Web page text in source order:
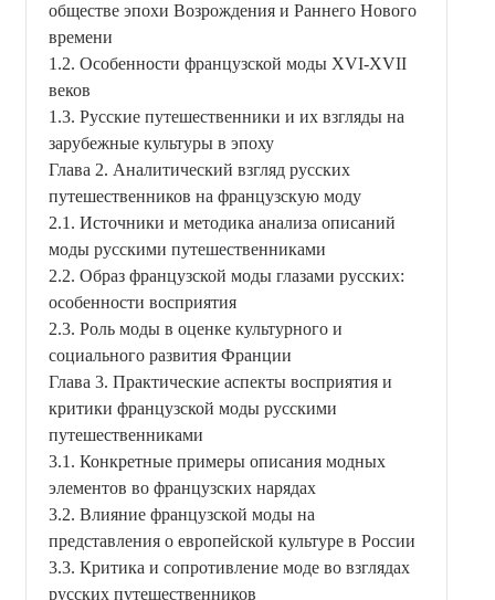
обществе эпохи Возрождения и Раннего Нового
времени
1.2. Особенности французской моды XVI-XVII
веков
1.3. Русские путешественники и их взгляды на
зарубежные культуры в эпоху
Глава 2. Аналитический взгляд русских
путешественников на французскую моду
2.1. Источники и методика анализа описаний
моды русскими путешественниками
2.2. Образ французской моды глазами русских:
особенности восприятия
2.3. Роль моды в оценке культурного и
социального развития Франции
Глава 3. Практические аспекты восприятия и
критики французской моды русскими
путешественниками
3.1. Конкретные примеры описания модных
элементов во французских нарядах
3.2. Влияние французской моды на
представления о европейской культуре в России
3.3. Критика и сопротивление моде во взглядах
русских путешественников